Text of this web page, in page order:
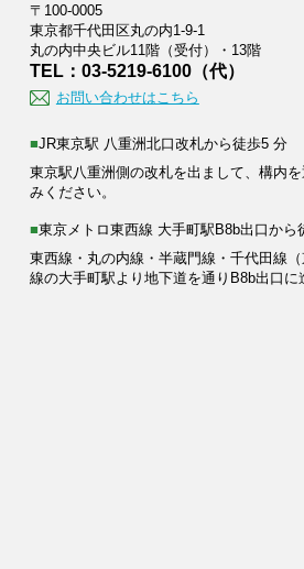
〒100-0005
東京都千代田区丸の内1-9-1
丸の内中央ビル11階（受付）・13階
TEL：03-5219-6100（代）
お問い合わせはこちら
■JR東京駅 八重洲北口改札から徒歩5 分
東京駅八重洲側の改札を出まして、構内
みください。
■東京メトロ東西線 大手町駅B8b出口から
東西線・丸の内線・半蔵門線・千代田線
線の大手町駅より地下道を通りB8b出口に